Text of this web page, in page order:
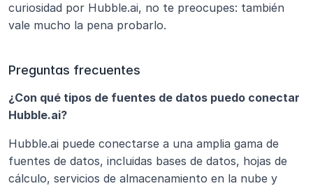
curiosidad por Hubble.ai, no te preocupes: también
vale mucho la pena probarlo.
Preguntas frecuentes
¿Con qué tipos de fuentes de datos puedo conectar
Hubble.ai?
Hubble.ai puede conectarse a una amplia gama de
fuentes de datos, incluidas bases de datos, hojas de
cálculo, servicios de almacenamiento en la nube y